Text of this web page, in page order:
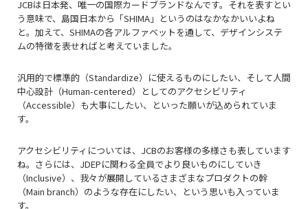
JCBは日本発、唯一の国際カードブランドなんです。それを表すとい
う意味で、島国日本から「SHIMA」というのはなかなかいいよね
と。加えて、SHIMAの各アルファベットを通して、デザインシステ
ムの特徴を表せればと考えていました。
汎用的で標準的（Standardize）に使えるものにしたい、そして人間
中心設計（Human-centered）としてのアクセシビリティ
（Accessible）も大事にしたい、といった願いが込められていま
す。
アクセシビリティについては、JCBのお客様の多様さも表しています
ね。 さらには、JDEPに関わる全員でより良いものにしていき
（Inclusive）、 我々が展開しているさまざまなプロダクトの幹
（Main branch）のような存在にしたい、という思いも入っていま
す。